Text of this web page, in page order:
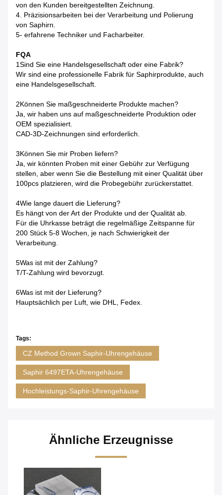
von den Kunden bereitgestellten Zeichnung.
4. Präzisionsarbeiten bei der Verarbeitung und Polierung
von Saphirn.
5- erfahrene Techniker und Facharbeiter.
FQA
1Sind Sie eine Handelsgesellschaft oder eine Fabrik?
Wir sind eine professionelle Fabrik für Saphirprodukte, auch
eine Handelsgesellschaft.
2Können Sie maßgeschneiderte Produkte machen?
Ja, wir haben uns auf maßgeschneiderte Produktion oder
OEM spezialisiert.
CAD-3D-Zeichnungen sind erforderlich.
3Können Sie mir Proben liefern?
Ja, wir könnten Proben mit einer Gebühr zur Verfügung
stellen, aber wenn Sie die Bestellung mit einer Qualität über
100pcs platzieren, wird die Probegebühr zurückerstattet.
4Wie lange dauert die Lieferung?
Es hängt von der Art der Produkte und der Qualität ab.
Für die Uhrkasse beträgt die regelmäßige Zeitspanne für
200 Stück 5-8 Wochen, je nach Schwierigkeit der
Verarbeitung.
5Was ist mit der Zahlung?
T/T-Zahlung wird bevorzugt.
6Was ist mit der Lieferung?
Hauptsächlich per Luft, wie DHL, Fedex.
Tags:
CZ Method Grown Saphir-Uhrengehäuse
Saphir 6497ETA-Uhrengehäuse
Hochleistungs-Saphir-Uhrengehäuse
Ähnliche Erzeugnisse